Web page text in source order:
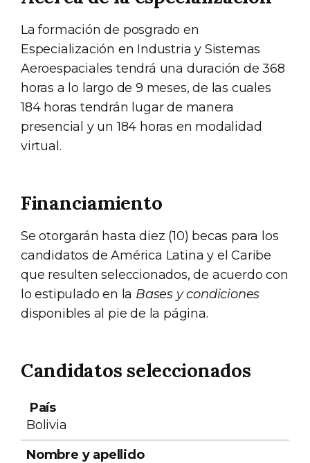
La formación de posgrado en
Especialización en Industria y Sistemas
Aeroespaciales tendrá una duración de 368
horas a lo largo de 9 meses, de las cuales
184 horas tendrán lugar de manera
presencial y un 184 horas en modalidad
virtual.
Financiamiento
Se otorgarán hasta diez (10) becas para los
candidatos de América Latina y el Caribe
que resulten seleccionados, de acuerdo con
lo estipulado en la Bases y condiciones
disponibles al pie de la página.
Candidatos seleccionados
País
apellido
Bolivia